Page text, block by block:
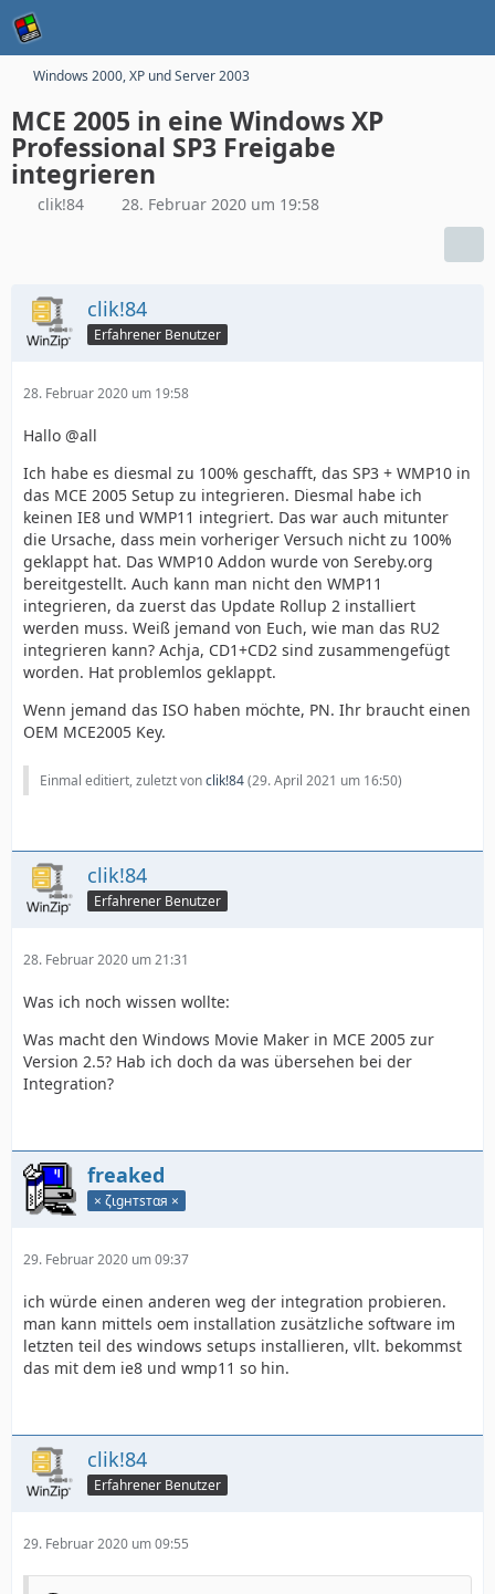
Windows 2000, XP und Server 2003
MCE 2005 in eine Windows XP
Professional SP3 Freigabe
integrieren
clik!84 28. Februar 2020 um 19:58
clik!84
Erfahrener Benutzer
28. Februar 2020 um 19:58
Hallo @all
Ich habe es diesmal zu 100% geschafft, das SP3 + WMP10 in
das MCE 2005 Setup zu integrieren. Diesmal habe ich
keinen IE8 und WMP11 integriert. Das war auch mitunter
die Ursache, dass mein vorheriger Versuch nicht zu 100%
geklappt hat. Das WMP10 Addon wurde von Sereby.org
bereitgestellt. Auch kann man nicht den WMP11
integrieren, da zuerst das Update Rollup 2 installiert
werden muss. Weiß jemand von Euch, wie man das RU2
integrieren kann? Achja, CD1+CD2 sind zusammengefügt
worden. Hat problemlos geklappt.
Wenn jemand das ISO haben möchte, PN. Ihr braucht einen
OEM MCE2005 Key.
Einmal editiert, zuletzt vonclik!84(29. April 2021 um 16:50)
clik!84
Erfahrener Benutzer
28. Februar 2020 um 21:31
Was ich noch wissen wollte:
Was macht den Windows Movie Maker in MCE 2005 zur
Version 2.5? Hab ich doch da was übersehen bei der
Integration?
freaked
× ζιgнтѕтαя ×
29. Februar 2020 um 09:37
ich würde einen anderen weg der integration probieren.
man kann mittels oem installation zusätzliche software im
letzten teil des windows setups installieren, vllt. bekommst
das mit dem ie8 und wmp11 so hin.
clik!84
Erfahrener Benutzer
29. Februar 2020 um 09:55